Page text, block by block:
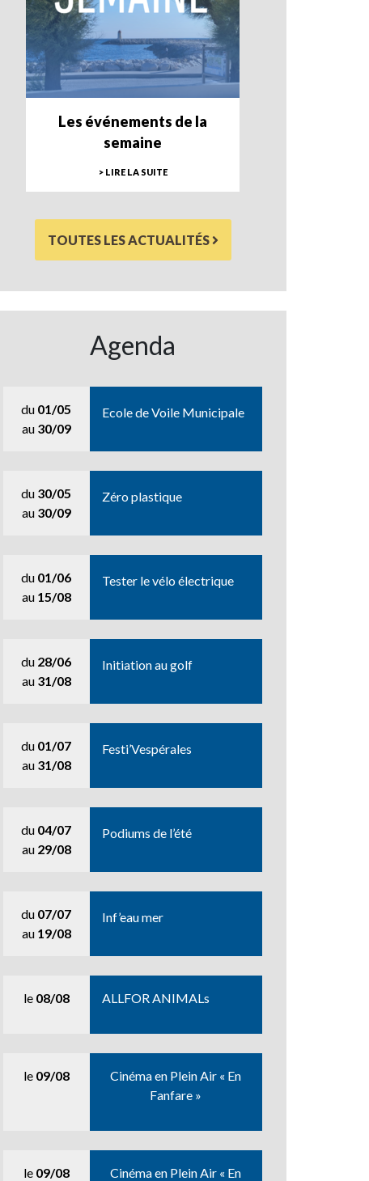
Les événements de la
semaine
> LIRE LA SUITE
TOUTES LES ACTUALITÉS
Agenda
du 01/05
au 30/09
Ecole de Voile Municipale
du 30/05
au 30/09
Zéro plastique
du 01/06
au 15/08
Tester le vélo électrique
du 28/06
au 31/08
Initiation au golf
du 01/07
au 31/08
Festi’Vespérales
du 04/07
au 29/08
Podiums de l’été
du 07/07
au 19/08
Inf’eau mer
le 08/08 ALLFOR ANIMALs
le 09/08
Cinéma en Plein Air « En
Fanfare »
le 09/08 Cinéma en Plein Air « En